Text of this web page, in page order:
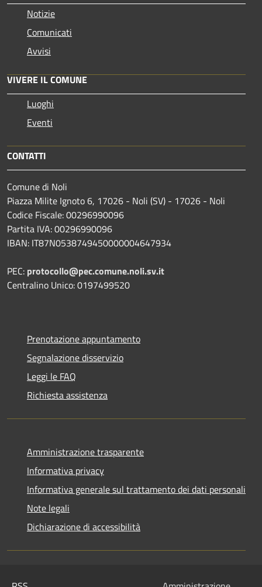
Notizie
Comunicati
Avvisi
VIVERE IL COMUNE
Luoghi
Eventi
CONTATTI
Comune di Noli
Piazza Milite Ignoto 6, 17026 - Noli (SV) - 17026 - Noli
Codice Fiscale: 00296990096
Partita IVA: 00296990096
IBAN: IT87N0538749450000004647934
PEC: protocollo@pec.comune.noli.sv.it
Centralino Unico: 0197499520
Prenotazione appuntamento
Segnalazione disservizio
Leggi le FAQ
Richiesta assistenza
Amministrazione trasparente
Informativa privacy
Informativa generale sul trattamento dei dati personali
Note legali
Dichiarazione di accessibilità